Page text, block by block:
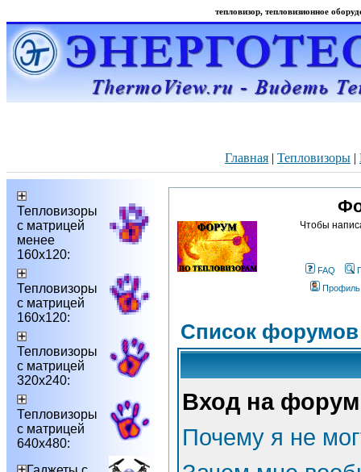
тепловизор, тепловизионное
Главная | Тепловизоры |
Тепловизоры
с матрицей
менее
160х120:
Тепловизоры
с матрицей
160х120:
Тепловизоры
с матрицей
320х240:
Тепловизоры
с матрицей
640х480:
Чтобы
FAQ
Профиль
Список
Вход на форум
Почему я не